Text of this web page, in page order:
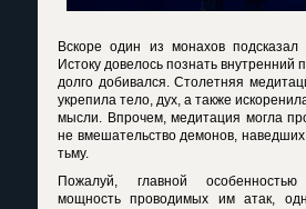
Вскоре один из монахов подсказал
Истоку довелось познать внутренний
долго добивался. Столетняя
укрепила тело, дух, а также
мысли. Впрочем, медитация могла
не вмешательство демонов, наведших
тьму.
Пожалуй, главной
мощность проводимых им атак,